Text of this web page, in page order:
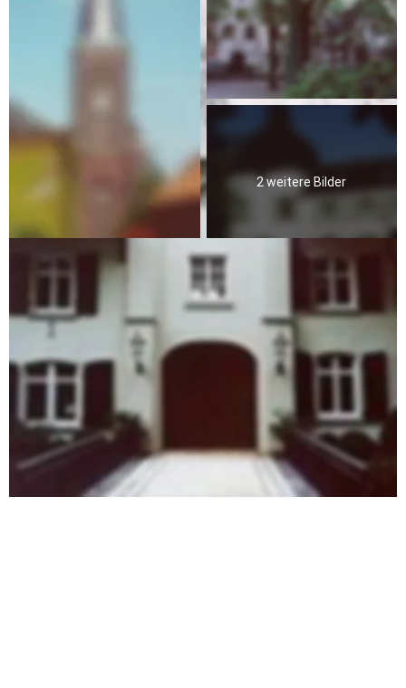
2 weitere Bilder